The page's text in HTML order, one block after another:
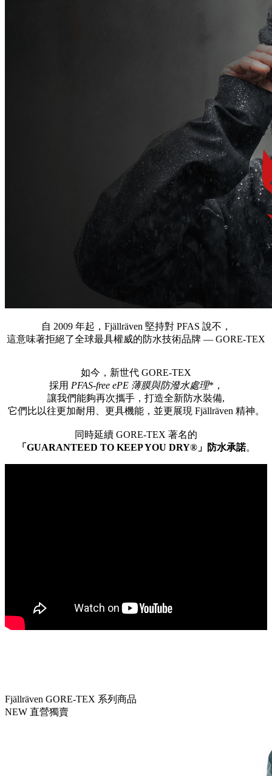
自 2009 年起，Fjällräven 堅持對 PFAS 說不，
這意味著拒絕了全球最具權威的防水技術品牌 — GORE-TEX
如今，新世代 GORE-TEX
採用 PFAS-freeePE 薄膜與防潑水處理*，
讓我們能夠再次攜手，打造全新防水裝備,
它們比以往更加耐用、更具機能，並更展現 Fjällräven 精神。
同時延續 GORE-TEX 著名的
「GUARANTEED TO KEEP YOU DRY®」防水承諾。
Fjällräven GORE-TEX 系列商品
NEW 直營獨賣